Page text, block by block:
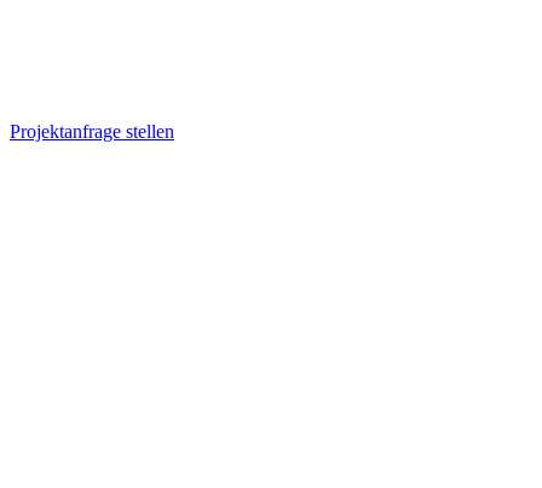
Projektanfrage stellen